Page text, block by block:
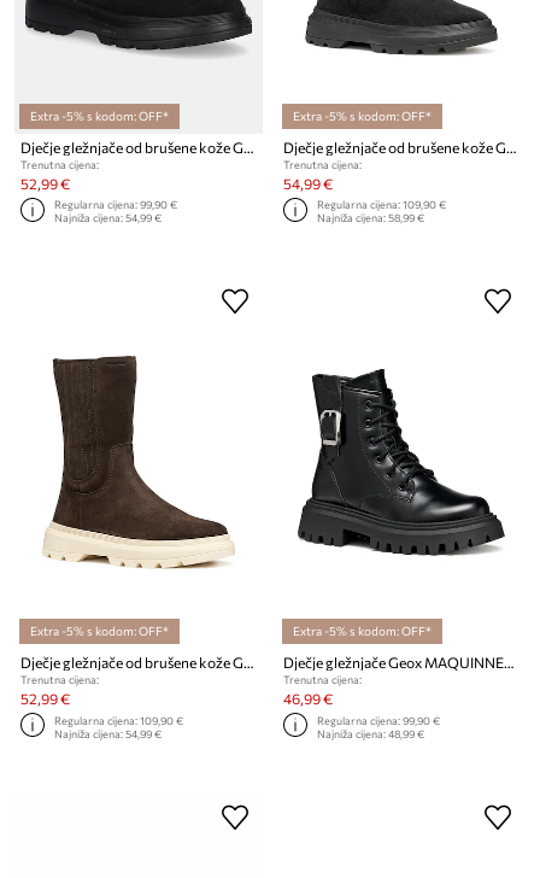
Extra -5% s kodom: OFF*
Dječje gležnjače od brušene kože Geox KIDDARTAH
Trenutna cijena:
52,99 €
Regularna cijena:99,90 €
Najniža cijena:54,99 €
Extra -5% s kodom: OFF*
Dječje gležnjače od brušene kože Geox KIDDARTAH
Trenutna cijena:
54,99 €
Regularna cijena:109,90 €
Najniža cijena:58,99 €
Extra -5% s kodom: OFF*
Dječje gležnjače od brušene kože Geox KIDDARTAH
Trenutna cijena:
52,99 €
Regularna cijena:109,90 €
Najniža cijena:54,99 €
Extra -5% s kodom: OFF*
Dječje gležnjače Geox MAQUINNENS
Trenutna cijena:
46,99 €
Regularna cijena:99,90 €
Najniža cijena:48,99 €